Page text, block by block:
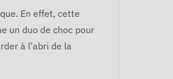
En effet, cette
un duo de choc pour
à l’abri de la